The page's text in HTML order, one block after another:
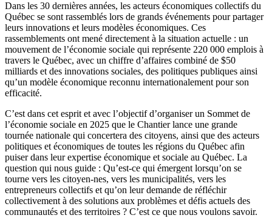
Dans les 30 dernières années, les acteurs économiques collectifs du
Québec se sont rassemblés lors de grands événements pour partager
leurs innovations et leurs modèles économiques. Ces
rassemblements ont mené directement à la situation actuelle : un
mouvement de l’économie sociale qui représente 220 000 emplois à
travers le Québec, avec un chiffre d’affaires combiné de $50
milliards et des innovations sociales, des politiques publiques ainsi
qu’un modèle économique reconnu internationalement pour son
efficacité.
C’est dans cet esprit et avec l’objectif d’organiser un Sommet de
l’économie sociale en 2025 que le Chantier lance une grande
tournée nationale qui concertera des citoyens, ainsi que des acteurs
politiques et économiques de toutes les régions du Québec afin
puiser dans leur expertise économique et sociale au Québec. La
question qui nous guide : Qu’est-ce qui émergent lorsqu’on se
tourne vers les citoyen-nes, vers les municipalités, vers les
entrepreneurs collectifs et qu’on leur demande de réfléchir
collectivement à des solutions aux problèmes et défis actuels des
communautés et des territoires ? C’est ce que nous voulons savoir.